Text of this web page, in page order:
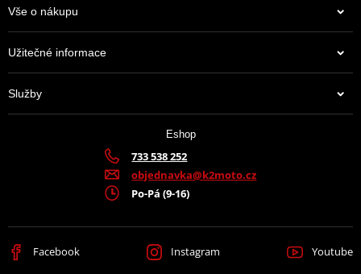
Vše o nákupu
Užitečné informace
Služby
Eshop
733 538 252
objednavka@k2moto.cz
Po-Pá (9-16)
Facebook Instagram Youtube